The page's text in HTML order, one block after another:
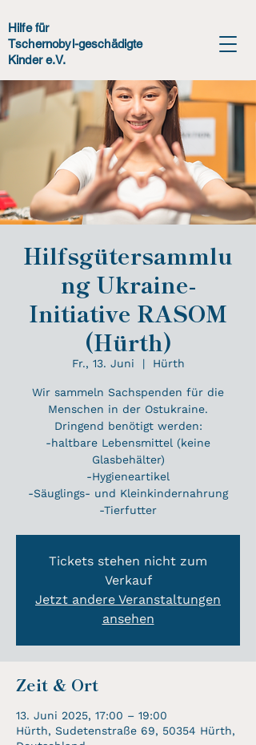
Hilfe für
Tschernobyl-geschädigte
Kinder e.V.
Hilfsgütersammlu
ng Ukraine-
Initiative RASOM
(Hürth)
Fr., 13. Juni
  |
Hürth
Wir sammeln Sachspenden für die
Menschen in der Ostukraine.
Dringend benötigt werden:
-haltbare Lebensmittel (keine
Glasbehälter)
-Hygieneartikel
-Säuglings- und Kleinkindernahrung
-Tierfutter
Tickets stehen nicht zum
Verkauf
Jetzt andere Veranstaltungen
ansehen
Zeit & Ort
13. Juni 2025, 17:00 – 19:00
Hürth, Sudetenstraße 69, 50354 Hürth,